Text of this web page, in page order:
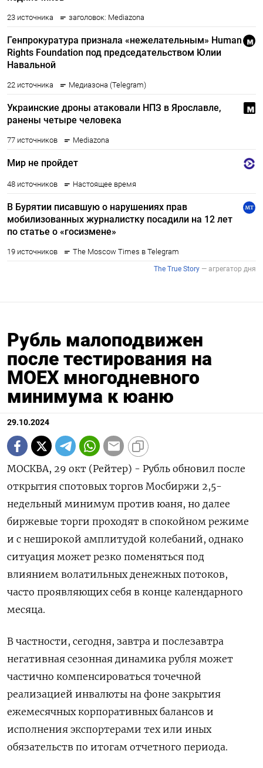
Рубль малоподвижен
после тестирования на
MOEX многодневного
минимума к юаню
29.10.2024
МОСКВА, 29 окт (Рейтер) - Рубль обновил после
открытия спотовых торгов Мосбиржи 2,5-
недельный минимум против юаня, но далее
биржевые торги проходят в спокойном режиме
и с неширокой амплитудой колебаний, однако
ситуация может резко поменяться под
влиянием волатильных денежных потоков,
часто проявляющих себя в конце календарного
месяца.
В частности, сегодня, завтра и послезавтра
негативная сезонная динамика рубля может
частично компенсироваться точечной
реализацией инвалюты на фоне закрытия
ежемесячных корпоративных балансов и
исполнения экспортерами тех или иных
обязательств по итогам отчетного периода.